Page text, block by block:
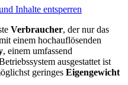
Inhalte entsperren
Verbraucher, der nur das
einem hochauflösenden
, einem umfassend
ausgestattet ist
geringes Eigengewicht